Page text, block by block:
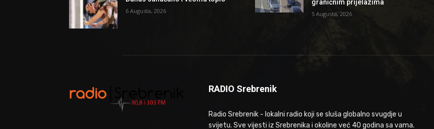
6 Augusta, 2026
graničnim prijelazima
5 Augusta, 2026
RADIO Srebrenik
Radio Srebrenik - lokalni radio koji se sluša globalno svugdje u
svijetu. Sve vijesti iz Srebrenika i okoline već 40 godina sa vama.